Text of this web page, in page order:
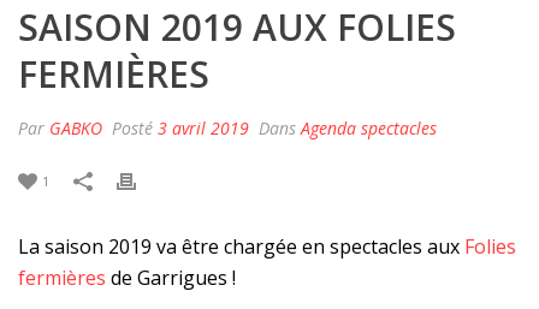
SAISON 2019 AUX FOLIES
FERMIÈRES
Par GABKO Posté 3 avril 2019 Dans Agenda spectacles
1
La saison 2019 va être chargée en spectacles aux Folies
fermières de Garrigues !